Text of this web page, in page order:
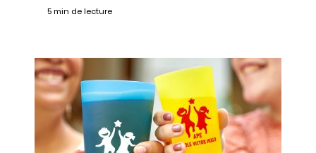
5 min de lecture